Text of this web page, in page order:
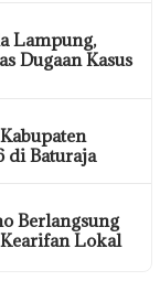
Lampung,
Dugaan Kasus
di Baturaja
Berlangsung
Lokal